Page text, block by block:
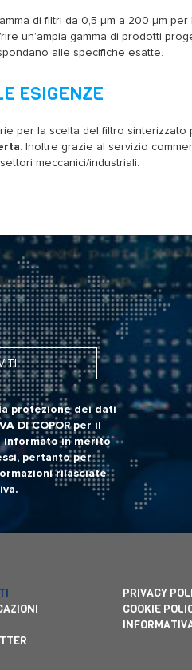
di filtri da 0,5 µm a 200 µm per
un’ampia gamma di prodotti
alle specifiche esatte.
ESIGENZE
per la scelta del filtro sinterizzato
. Inoltre grazie al servizio
meccanici/industriali.
protezione dei dati
DI COPORper il
informato in merito
pertanto per
rilasciate
PRIVACY
COOKIE